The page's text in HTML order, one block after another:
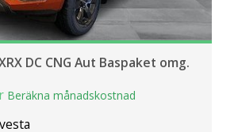
DC CNG Aut Baspaket omg.
Beräkna månadskostnad